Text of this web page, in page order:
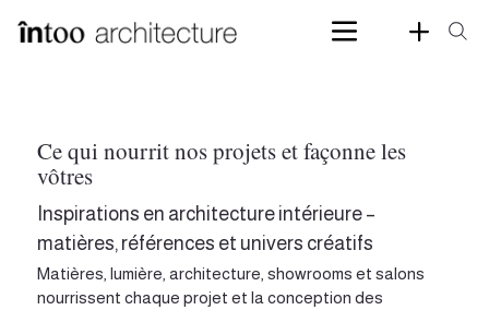
Ce qui nourrit nos projets et façonne les
vôtres
Inspirations en architecture intérieure –
matières, références et univers créatifs
Matières, lumière, architecture, showrooms et salons
nourrissent chaque projet et la conception des